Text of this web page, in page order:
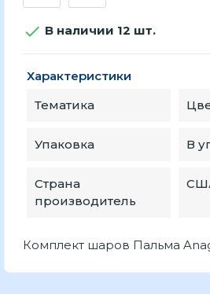
 В наличии 12 шт.
Характеристики
Тематика
Упаковка В
Страна
производитель
Комплект шаров Пальма